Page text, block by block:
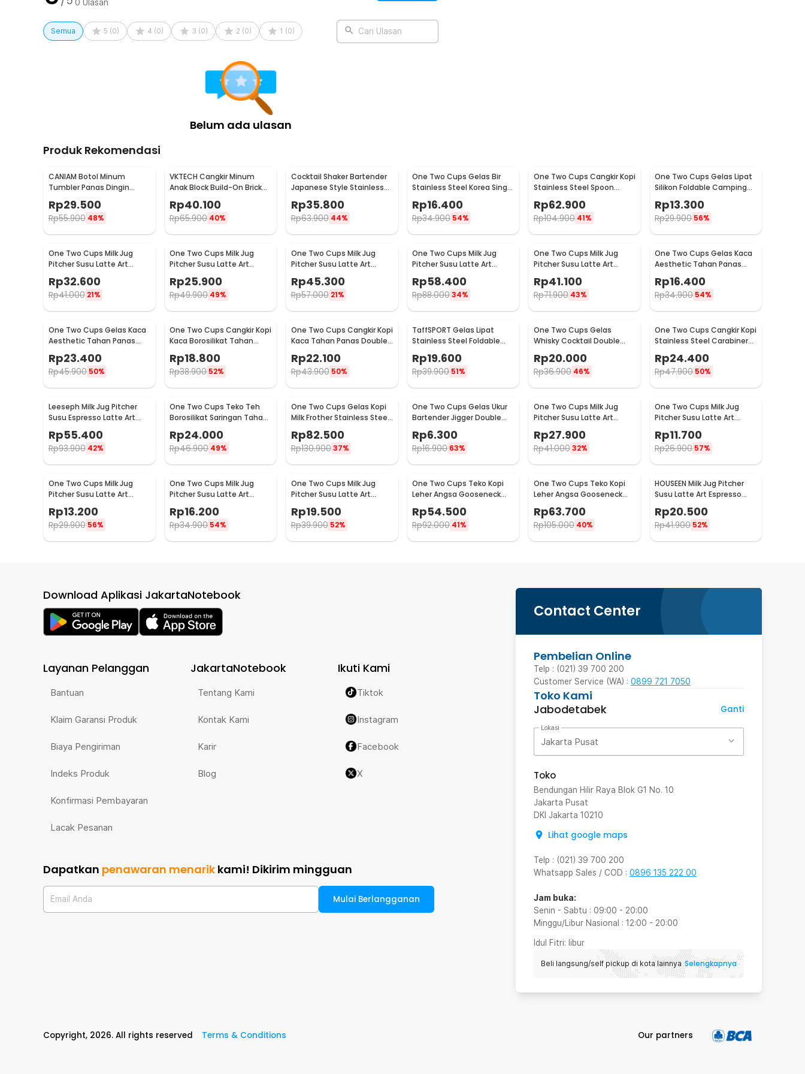
Kelengkapan Produk
Rincian yang Anda dapatkan untuk pembelian produk ini:
0 Ulasan
Semua 5 (0) 4 (0) 3 (0) 2 (0) 1 (0) Cari Ulasan
Belum ada ulasan
Produk Rekomendasi
CANIAM Botol Minum
Tumbler Panas Dingin
400ml
Rp29.500
Rp55.900 48%
VKTECH Cangkir Minum
Anak Block Build-On Brick
Rp40.100
Rp65.900 40%
Cocktail Shaker Bartender
Japanese Style Stainless
Steel 200ml
Rp35.800
Rp63.900 44%
One Two Cups Gelas Bir
Stainless Steel Korea Single
Wall Glass 180ml - J070
Rp16.400
Rp34.900 54%
One Two Cups Cangkir Kopi
Stainless Steel Spoon
Saucer Cup 120ml - 201
Rp62.900
Rp104.900 41%
One Two Cups Gelas Lipat
Silikon Foldable Camping
with Strap 200ml - F120
Rp13.300
Rp29.900 56%
One Two Cups Milk Jug
Pitcher Susu Latte Art
Espresso Stainless Steel
350ml - J068
Rp32.600
Rp41.000 21%
One Two Cups Milk Jug
Pitcher Susu Latte Art
150ml - J068
Rp25.900
Rp49.900 49%
One Two Cups Milk Jug
Pitcher Susu Latte Art
Espresso Stainless Steel
600ml - J068
Rp45.300
Rp57.000 21%
One Two Cups Milk Jug
Pitcher Susu Latte Art
Espresso Stainless Steel
900ml - J068
Rp58.400
Rp88.00034%
One Two Cups Milk Jug
Pitcher Susu Latte Art
350ml - 10084
Rp41.100
Rp71.900 43%
One Two Cups Gelas Kaca
Aesthetic Tahan Panas
Double Wall Glass 250ml -
PLY1704
Rp16.400
Rp34.900 54%
One Two Cups Gelas Kaca
Aesthetic Tahan Panas
Double Wall Glass 433ml -
PLY1704
Rp23.400
Rp45.900 50%
One Two Cups Cangkir Kopi
Kaca Borosilikat Tahan
Panas Double Wall Cup
160ml
Rp18.800
Rp38.900 52%
One Two Cups Cangkir Kopi
Kaca Tahan Panas Double
Rp22.100
Rp43.900 50%
TaffSPORT Gelas Lipat
Stainless Steel Foldable
Cup Carabiner 240ml -
F180
Rp19.600
Rp39.900 51%
One Two Cups Gelas
Whisky Cocktail Double
- SG-02
Rp20.000
Rp36.900 46%
One Two Cups Cangkir Kopi
Stainless Steel Carabiner
Rp24.400
Rp47.900 50%
Leeseph Milk Jug Pitcher
Susu Espresso Latte Art
2016
Rp55.400
Rp93.900 42%
One Two Cups Teko Teh
Borosilikat Saringan Tahan
757
Rp24.000
Rp46.900 49%
One Two Cups Gelas Kopi
Milk Frother Stainless Steel
400ml - WZ0011
Rp82.500
Rp130.900 37%
One Two Cups Gelas Ukur
Bartender Jigger Double
Shot 15ml and 30ml - LE2
Rp6.300
Rp16.900 63%
One Two Cups Milk Jug
Pitcher Susu Latte Art
200ml - J068
Rp27.900
Rp41.000 32%
One Two Cups Milk Jug
Pitcher Susu Latte Art
1oz - S06HG
Rp11.700
Rp26.900 57%
One Two Cups Milk Jug
Pitcher Susu Latte Art
Espresso Stainless Steel
1.5oz - S06HG
Rp13.200
Rp29.900 56%
One Two Cups Milk Jug
Pitcher Susu Latte Art
Espresso Stainless Steel
3oz - S06HG
Rp16.200
Rp34.900 54%
One Two Cups Milk Jug
Pitcher Susu Latte Art
5oz - S06HG
Rp19.500
Rp39.900 52%
One Two Cups Teko Kopi
Leher Angsa Gooseneck
- AA049
Rp54.500
Rp92.000 41%
One Two Cups Teko Kopi
Leher Angsa Gooseneck
Pour Over Drip Kettle 350ml
- AA049
Rp63.700
Rp105.000 40%
HOUSEEN Milk Jug Pitcher
Susu Latte Art Espresso
DL060
Rp20.500
Rp41.900 52%
Contact Center
Pembelian Online
Telp : (021) 39 700 200
Customer Service (WA) : 0899 721 7050
Toko Kami
Jabodetabek
Ganti
Lokasi
Jakarta Pusat
Toko
Bendungan Hilir Raya Blok G1 No. 10
Jakarta Pusat
DKI Jakarta 10210
Lihat google maps
Telp : (021) 39 700 200
Whatsapp Sales / COD : 0896 135 222 00
Jam buka:
Senin - Sabtu : 09:00 - 20:00
Minggu/Libur Nasional : 12:00 - 20:00
Idul Fitri: libur
Beli langsung/self pickup di kota lainnya Selengkapnya
Download Aplikasi JakartaNotebook
Layanan Pelanggan
Bantuan
Klaim Garansi Produk
Biaya Pengiriman
Indeks Produk
Konfirmasi Pembayaran
Lacak Pesanan
JakartaNotebook
Tentang Kami
Kontak Kami
Karir
Blog
Ikuti Kami
Tiktok
Instagram
Facebook
X
Dapatkan penawaran menarik kami! Dikirim mingguan
Email Anda Mulai Berlangganan
Copyright, 2026. All rights reserved Terms & Conditions Our partners